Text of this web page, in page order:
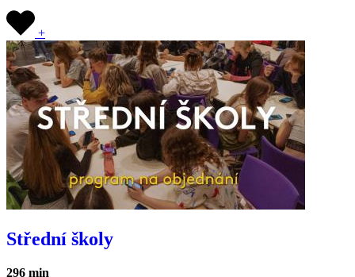
+
Střední školy
296 min